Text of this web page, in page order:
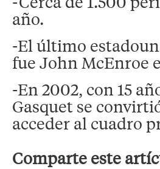
año.
-El último
fue John McEnroe
-En 2002, con 15
Gasquet se
acceder al cuadro
Comparte este